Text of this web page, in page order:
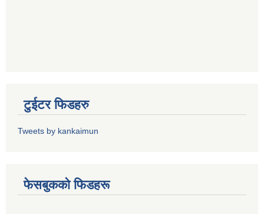
टुईटर फिडहरु
Tweets by kankaimun
फेसबुकको फिडहरू